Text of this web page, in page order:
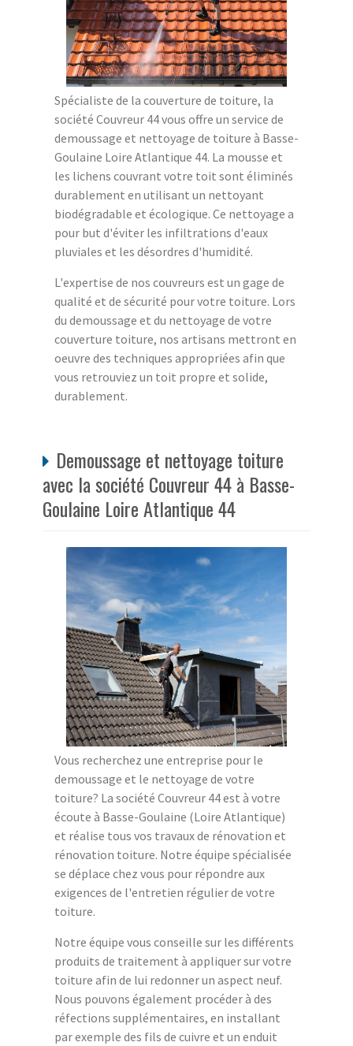
Spécialiste de la couverture de toiture, la
société Couvreur 44 vous offre un service de
demoussage et nettoyage de toiture à Basse-
Goulaine Loire Atlantique 44. La mousse et
les lichens couvrant votre toit sont éliminés
durablement en utilisant un nettoyant
biodégradable et écologique. Ce nettoyage a
pour but d'éviter les infiltrations d'eaux
pluviales et les désordres d'humidité.
L'expertise de nos couvreurs est un gage de
qualité et de sécurité pour votre toiture. Lors
du demoussage et du nettoyage de votre
couverture toiture, nos artisans mettront en
oeuvre des techniques appropriées afin que
vous retrouviez un toit propre et solide,
durablement.
Demoussage et nettoyage toiture
avec la société Couvreur 44 à Basse-
Goulaine Loire Atlantique 44
Vous recherchez une entreprise pour le
demoussage et le nettoyage de votre
toiture? La société Couvreur 44 est à votre
écoute à Basse-Goulaine (Loire Atlantique)
et réalise tous vos travaux de rénovation et
rénovation toiture. Notre équipe spécialisée
se déplace chez vous pour répondre aux
exigences de l'entretien régulier de votre
toiture.
Notre équipe vous conseille sur les différents
produits de traitement à appliquer sur votre
toiture afin de lui redonner un aspect neuf.
Nous pouvons également procéder à des
réfections supplémentaires, en installant
par exemple des fils de cuivre et un enduit